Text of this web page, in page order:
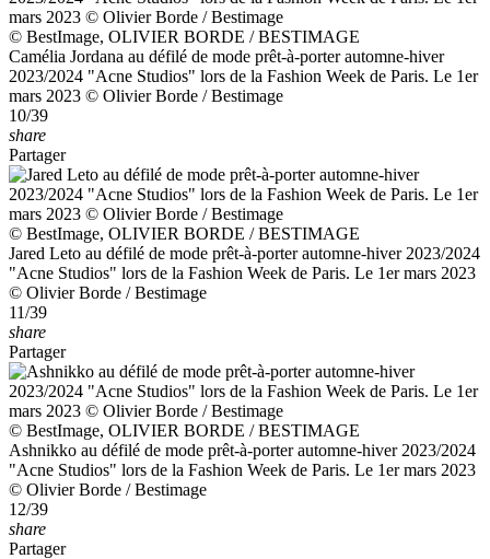
© BestImage, OLIVIER BORDE / BESTIMAGE
Camélia Jordana au défilé de mode prêt-à-porter automne-hiver
2023/2024 "Acne Studios" lors de la Fashion Week de Paris. Le 1er
mars 2023 © Olivier Borde / Bestimage
10/39
share
Partager
© BestImage, OLIVIER BORDE / BESTIMAGE
Jared Leto au défilé de mode prêt-à-porter automne-hiver 2023/2024
"Acne Studios" lors de la Fashion Week de Paris. Le 1er mars 2023
© Olivier Borde / Bestimage
11/39
share
Partager
© BestImage, OLIVIER BORDE / BESTIMAGE
Ashnikko au défilé de mode prêt-à-porter automne-hiver 2023/2024
"Acne Studios" lors de la Fashion Week de Paris. Le 1er mars 2023
© Olivier Borde / Bestimage
12/39
share
Partager